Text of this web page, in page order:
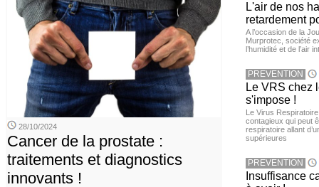
28/10/2024
Cancer de la prostate :
traitements et diagnostics
innovants !
L'air de nos
retardement
A l’occasion de la
Murprotec, société
l’humidité et de l’air
PREVENTION
Le VRS chez
s'impose !
Le Virus
contagieux qui peut
respiratoire allant
supérieures
PREVENTION
Insuffisance